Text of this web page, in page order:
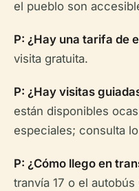
el pueblo son
P: ¿Hay una tarifa de
visita gratuita.
P: ¿Hay visitas
están disponibles
especiales; consulta
P: ¿Cómo llego en
tranvía 17 o el